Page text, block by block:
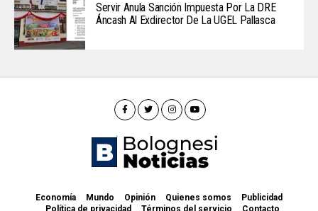
Servir Anula Sanción Impuesta Por La DRE
Áncash Al Exdirector De La UGEL Pallasca
Economía Mundo Opinión Quienes somos
Publicidad
Política de privacidad
Términos del servicio Contacto